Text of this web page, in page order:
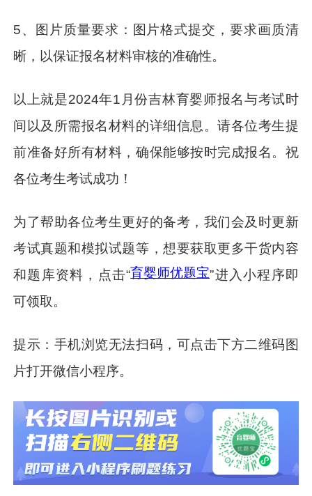
5、图片质量要求：图片格式提交，要求画质清
晰，以保证报名材料审核的准确性。
以上就是2024年1月份吉林育婴师报名与考试时
间以及所需报名材料的详细信息。请各位考生提
前准备好所有材料，确保能够按时完成报名。祝
各位考生考试成功！
为了帮助各位考生更好的备考，我们会及时更新
考试真题和模拟试题等，想要获取更多干货内容
和题库资料，点击“育婴师优题宝”进入小程序即
可领取。
提示：手机浏览无法扫码，可点击下方二维码图
片打开微信小程序。